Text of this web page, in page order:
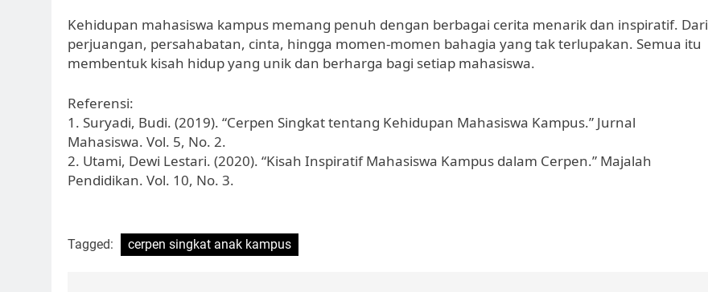
Kehidupan mahasiswa kampus memang penuh dengan berbagai cerita menarik dan inspiratif. Dari
perjuangan, persahabatan, cinta, hingga momen-momen bahagia yang tak terlupakan. Semua itu
membentuk kisah hidup yang unik dan berharga bagi setiap mahasiswa.
Referensi:
1. Suryadi, Budi. (2019). “Cerpen Singkat tentang Kehidupan Mahasiswa Kampus.” Jurnal
Mahasiswa. Vol. 5, No. 2.
2. Utami, Dewi Lestari. (2020). “Kisah Inspiratif Mahasiswa Kampus dalam Cerpen.” Majalah
Pendidikan. Vol. 10, No. 3.
Tagged: cerpen singkat anak kampus